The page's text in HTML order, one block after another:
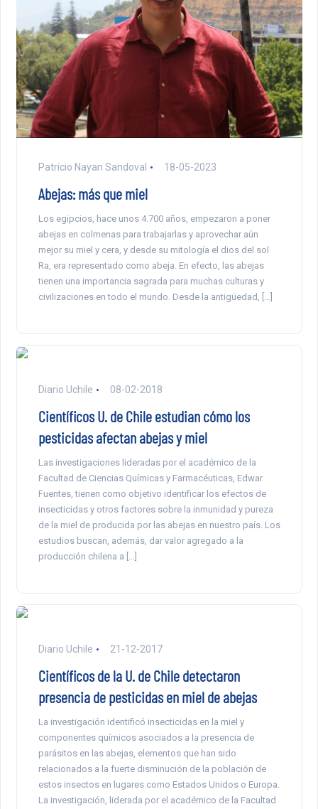
Patricio Nayan Sandoval 18-05-2023
Abejas: más que miel
Los egipcios, hace unos 4.700 años, empezaron a poner
abejas en colmenas para trabajarlas y aprovechar aún
mejor su miel y cera, y desde su mitología el dios del sol
Ra, era representado como abeja. En efecto, las abejas
tienen una importancia sagrada para muchas culturas y
civilizaciones en todo el mundo. Desde la antigüedad, […]
Diario Uchile 08-02-2018
Científicos U. de Chile estudian cómo los
pesticidas afectan abejas y miel
Las investigaciones lideradas por el académico de la
Facultad de Ciencias Químicas y Farmacéuticas, Edwar
Fuentes, tienen como objetivo identificar los efectos de
insecticidas y otros factores sobre la inmunidad y pureza
de la miel de producida por las abejas en nuestro país. Los
estudios buscan, además, dar valor agregado a la
producción chilena a […]
Diario Uchile 21-12-2017
Científicos de la U. de Chile detectaron
presencia de pesticidas en miel de abejas
La investigación identificó insecticidas en la miel y
componentes químicos asociados a la presencia de
parásitos en las abejas, elementos que han sido
relacionados a la fuerte disminución de la población de
estos insectos en lugares como Estados Unidos o Europa.
La investigación, liderada por el académico de la Facultad